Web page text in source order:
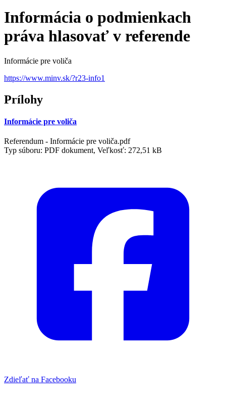
Informácia o podmienkach
práva hlasovať v referende
Informácie pre voliča
https://www.minv.sk/?r23-info1
Prílohy
Informácie pre voliča
Referendum - Informácie pre voliča.pdf
Typ súboru: PDF dokument, Veľkosť: 272,51 kB
Zdieľať na Facebooku